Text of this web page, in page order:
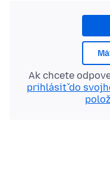
Ak chcete
prihlásiť do